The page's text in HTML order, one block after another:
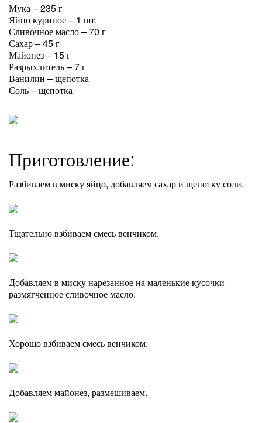
Мука – 235 г
Яйцо куриное – 1 шт.
Сливочное масло – 70 г
Сахар – 45 г
Майонез – 15 г
Разрыхлитель – 7 г
Ванилин – щепотка
Соль – щепотка
Приготовление:
Разбиваем в миску яйцо, добавляем сахар и щепотку соли.
Тщательно взбиваем смесь венчиком.
Добавляем в миску нарезанное на маленькие кусочки
размягченное сливочное масло.
Хорошо взбиваем смесь венчиком.
Добавляем майонез, размешиваем.